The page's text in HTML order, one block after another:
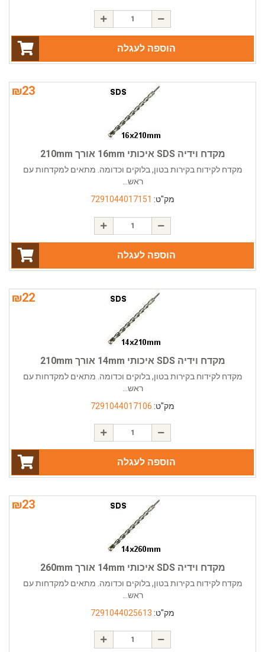
הוספה לעגלה
₪23
מקדח וידיה SDS איכותי 16mm אורך 210mm
מקדח לקידוח בקירות בטון, בלוקים וכדומה. מתאים למקדחות עם
ראש...
מק"ט: 7291044017151
הוספה לעגלה
₪22
מקדח וידיה SDS איכותי 14mm אורך 210mm
מקדח לקידוח בקירות בטון, בלוקים וכדומה. מתאים למקדחות עם
ראש...
מק"ט: 7291044017106
הוספה לעגלה
₪23
מקדח וידיה SDS איכותי 14mm אורך 260mm
מקדח לקידוח בקירות בטון, בלוקים וכדומה. מתאים למקדחות עם
ראש...
מק"ט: 7291044025613